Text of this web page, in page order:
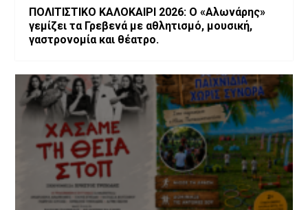
ΠΟΛΙΤΙΣΤΙΚΟ ΚΑΛΟΚΑΙΡΙ 2026: Ο «Αλωνάρης»
γεμίζει τα Γρεβενά με αθλητισμό, μουσική,
γαστρονομία και θέατρο.